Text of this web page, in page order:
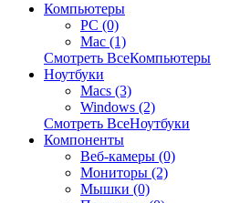
Компьютеры
PC (0)
Mac (1)
Смотреть ВсеКомпьютеры
Ноутбуки
Macs (3)
Windows (2)
Смотреть ВсеНоутбуки
Компоненты
Веб-камеры (0)
Мониторы (2)
Мышки (0)